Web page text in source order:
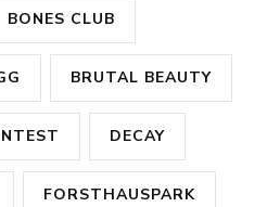
BONES CLUB
BRUTAL BEAUTY
DECAY
FORSTHAUSPARK